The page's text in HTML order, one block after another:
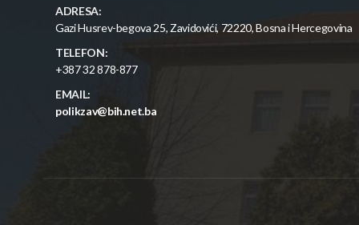
ADRESA:
Gazi Husrev-begova 25, Zavidovići, 72220, Bosna i Hercegovina
TELEFON:
+387 32 878-877
EMAIL:
polikzav@bih.net.ba